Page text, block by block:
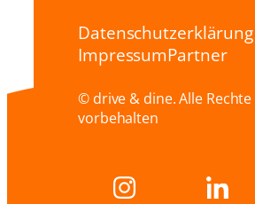
Datenschutzerklärung
ImpressumPartner
© drive & dine. Alle Rechte
vorbehalten